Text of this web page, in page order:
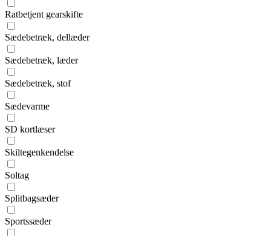
Ratbetjent gearskifte
Sædebetræk, dellæder
Sædebetræk, læder
Sædebetræk, stof
Sædevarme
SD kortlæser
Skiltegenkendelse
Soltag
Splitbagsæder
Sportssæder